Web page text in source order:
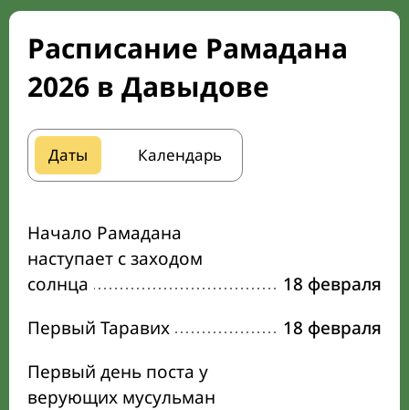
Расписание Рамадана
2026 в Давыдове
Даты Календарь
Начало Рамадана
наступает с заходом
солнца
18 февраля
Первый Таравих
18 февраля
Первый день поста у
верующих мусульман